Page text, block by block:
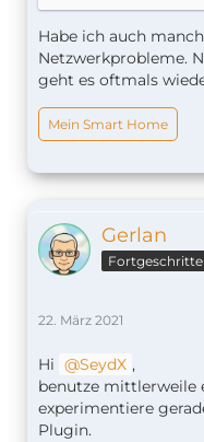
Habe ich auch
Netzwerkprobleme.
geht es oftmals
Mein Smart Home
Gerlan
22. März 2021
Hi SeydX ,
benutze mittlerweile
experimentiere
Plugin.